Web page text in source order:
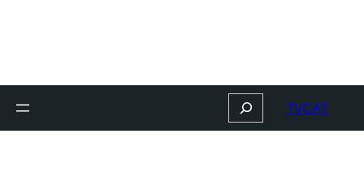
Search TVCAT